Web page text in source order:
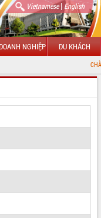
Vietnamese| English
DOANH NGHIỆP DU KHÁCH
CHÀO MỪNG